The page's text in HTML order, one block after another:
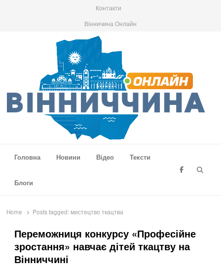
Контакти
Вінничина Онлайн
Головна
Новини Відео Тексти
Блоги
Home Posts tagged: мистецтво ткацтва
Переможниця конкурсу «Професійне
зростання» навчає дітей ткацтву на
Вінниччині